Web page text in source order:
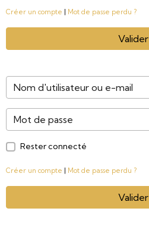
Créer un compte Mot de passe perdu ?
Valider
Rester connecté
Créer un compte Mot de passe perdu ?
Valider